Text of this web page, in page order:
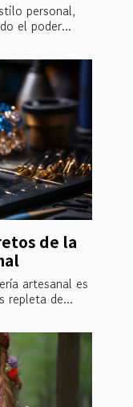
personal,
el poder...
de la
artesanal es
repleta de...